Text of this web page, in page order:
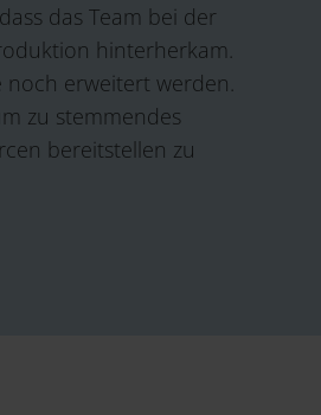
das Team bei der
hinterherkam.
erweitert werden.
zu stemmendes
bereitstellen zu